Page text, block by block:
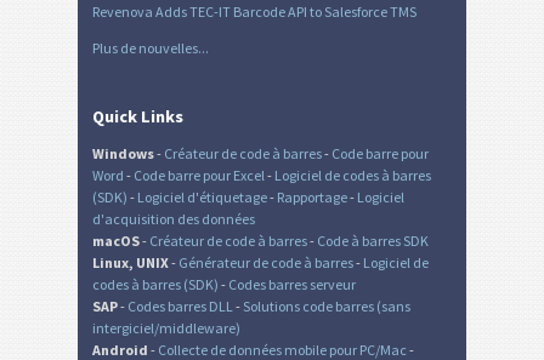
Revenova Adds TEC-IT Barcode API to Salesforce TMS
Plus de nouvelles...
Quick Links
Windows- Créateur de code à barres- Code barre pour
Word - Code barre pour Excel - Logiciel de codes à barres
(SDK) - Logiciel d'étiquetage- Rapportage- Logiciel
d'acquisition des données
macOS- Créateur de code à barres- Code à barres SDK
Linux, UNIX- Générateur de code à barres- Logiciel de
codes à barres (SDK) - Codes barres serveur
SAP- Codes barres DLL - Solutions code barres (sans
intergiciel/middleware)
Android - Collecte de données mobile pour PC/Mac -